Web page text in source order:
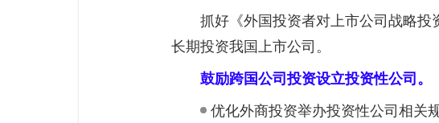
抓好《外国投资者对上市公司战略
长期投资我国上市公司。
鼓励跨国公司投资设立投资性公司。
优化外商投资举办投资性公司相关